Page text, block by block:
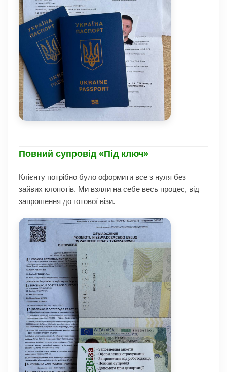
Повний супровід «Під ключ»
Клієнту потрібно було оформити все з нуля без
зайвих клопотів. Ми взяли на себе весь процес, від
запрошення до готової візи.